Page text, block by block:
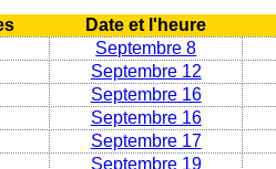
Date et l'heure
Septembre 8
Septembre 12
Septembre 16
Septembre 16
Septembre 17
Septembre 19